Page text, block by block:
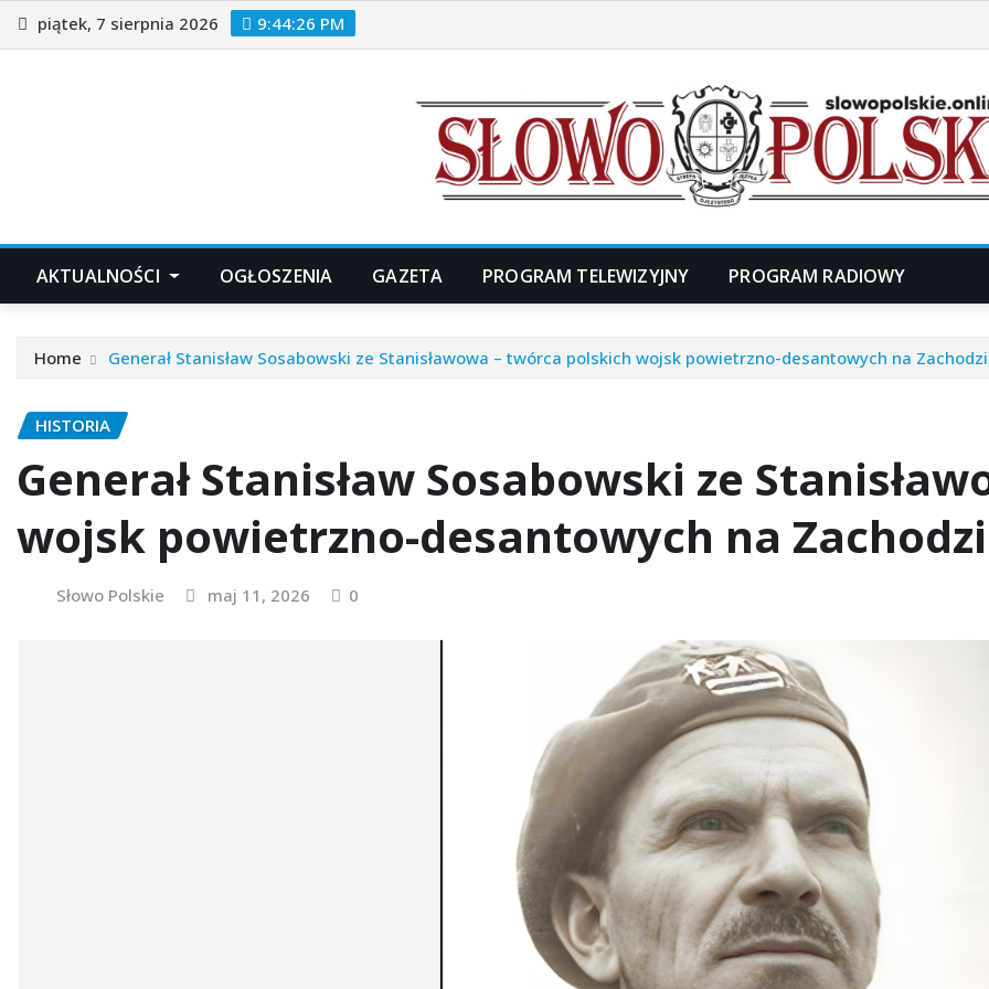
Skip
to
piątek, 7 sierpnia 2026 9:44:27 PM
AKTUALNOŚCI OGŁOSZENIA GAZETA PROGRAM TELEWIZYJNY PROGRAM RADIOWY
Home Generał Stanisław Sosabowski ze Stanisławowa – twórca polskich wojsk powietrzno-desantowych na
HISTORIA
Generał Stanisław Sosabowski ze
wojsk powietrzno-desantowych na
Słowo Polskie maj 11, 2026 0